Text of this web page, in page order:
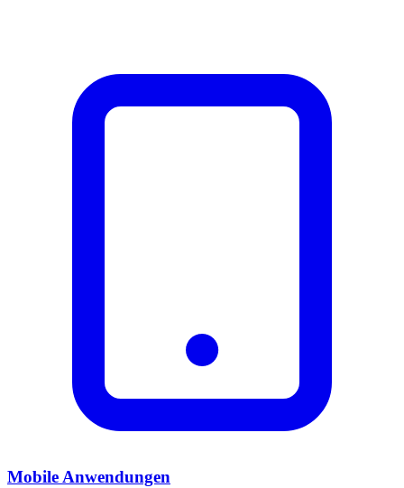
Mobile Anwendungen